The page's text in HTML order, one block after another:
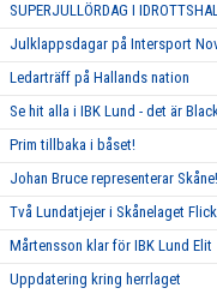
SUPERJULLÖRDAG I
Julklappsdagar på Intersport
Ledarträff på Hallands nation
Se hit alla i IBK Lund - det är
Prim tillbaka i båset!
Johan Bruce representerar Skåne!
Två Lundatjejer i Skånelaget
Mårtensson klar för IBK Lund Elit
Uppdatering kring herrlaget